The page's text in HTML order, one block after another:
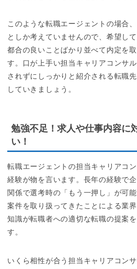
このような転職エージェントの場合
としか考えていませんので、希望し
都合の良いことばかり並べて内定を
す。口が上手い担当キャリアコンサ
されずにしっかりと紹介される転職
していきましょう。
勉強不足！求人や仕事内容に
い！
転職エージェントの担当キャリアコ
経験が物を言います。長年の経験で
関係で選考時の「もう一押し」が可
案件を取り扱ってきたことによる業
知識が転職者への適切な転職の提案
す。
いくら相性が合う担当キャリアコン